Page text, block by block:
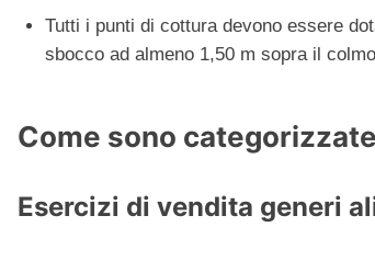
Tutti i punti di cottura devono essere
sbocco ad almeno 1,50 m sopra il
Come sono
Esercizi di vendita generi